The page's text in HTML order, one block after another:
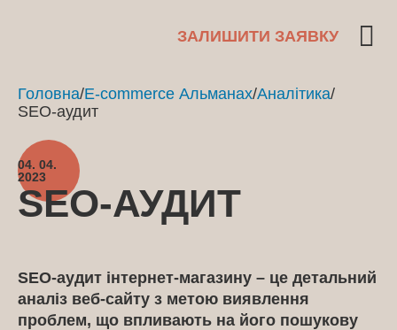
ЗАЛИШИТИ ЗАЯВКУ
Головна/E-commerce Альманах/Аналітика/
SEO-аудит
04. 04.
2023
SEO-АУДИТ
SEO-аудит інтернет-магазину – це детальний
аналіз веб-сайту з метою виявлення
проблем, що впливають на його пошукову